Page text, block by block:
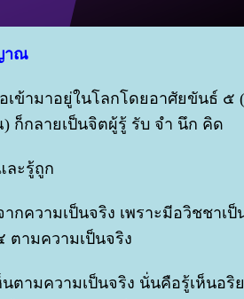
าณ
เข้ามาอยู่ในโลกโดยอาศัยขันธ์ ๕
ก็กลายเป็นจิตผู้รู้ รับ จำ นึก คิด
ละรู้ถูก
กความเป็นจริง เพราะมีอวิชชาเป็
ตามความเป็นจริง
ตามความเป็นจริง นั่นคือรู้เห็นอ